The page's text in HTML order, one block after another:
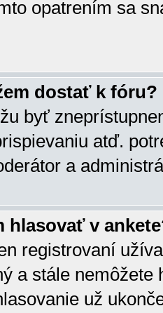
opatrením sa
dostať k fóru?
byť
atď.
a
hlasovať v
registrovaní
a stále
už